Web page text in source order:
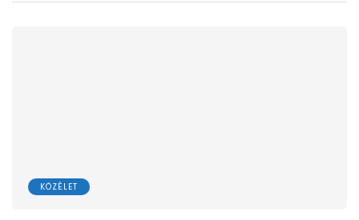
KÖZÉLET